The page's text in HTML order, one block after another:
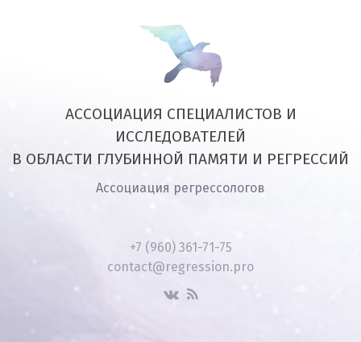
+7 (960) 361-71-75
contact@regression.pro
АССОЦИАЦИЯ СПЕЦИАЛИСТОВ И
ИССЛЕДОВАТЕЛЕЙ
В ОБЛАСТИ ГЛУБИННОЙ ПАМЯТИ И РЕГРЕССИЙ
Ассоциация регрессологов